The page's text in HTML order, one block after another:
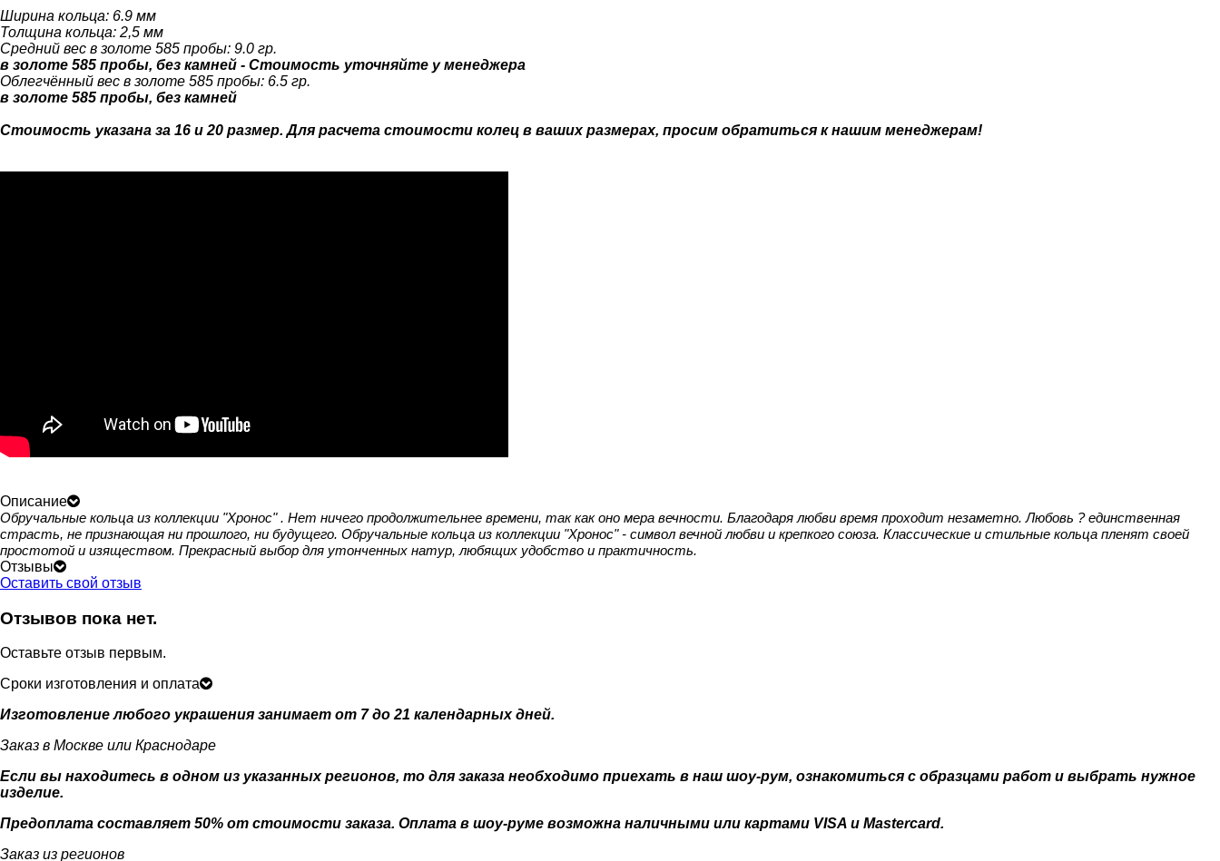
Ширина кольца: 6.9 мм
Толщина кольца: 2,5 мм
Средний вес в золоте 585 пробы: 9.0 гр.
в золоте 585 пробы, без камней - Стоимость уточняйте у менеджера
Облегчённый вес в золоте 585 пробы: 6.5 гр.
в золоте 585 пробы, без камней
Стоимость указана за 16 и 20 размер. Для расчета стоимости колец в ваших размерах, просим обратиться к нашим менеджерам!
Описание
Обручальные кольца из коллекции "Хронос" . Нет ничего продолжительнее времени, так как оно мера вечности. Благодаря любви время проходит незаметно. Любовь ? единственная
страсть, не признающая ни прошлого, ни будущего. Обручальные кольца из коллекции "Хронос" - символ вечной любви и крепкого союза. Классические и стильные кольца пленят своей
простотой и изяществом. Прекрасный выбор для утонченных натур, любящих удобство и практичность.
Отзывы
Оставить свой отзыв
Отзывов пока нет.
Оставьте отзыв первым.
Сроки изготовления и оплата
Изготовление любого украшения занимает от 7 до 21 календарных дней.
Заказ в Москве или Краснодаре
Если вы находитесь в одном из указанных регионов, то для заказа необходимо приехать в наш шоу-рум, ознакомиться с образцами работ и выбрать нужное
изделие.
Предоплата составляет 50% от стоимости заказа. Оплата в шоу-руме возможна наличными или картами VISA и Mastercard.
Заказ из регионов